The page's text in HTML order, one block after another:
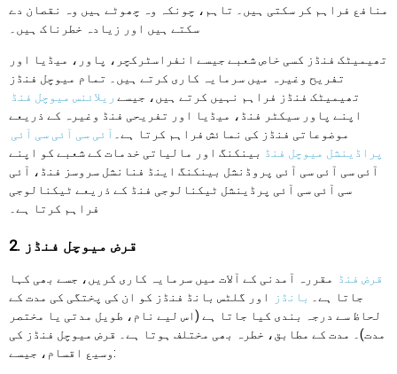
منافع فراہم کر سکتی ہیں۔ تاہم، چونکہ وہ چھوٹے ہیں وہ نقصان دے
سکتے ہیں اور زیادہ خطرناک ہیں۔
تھیمیٹک فنڈز کسی خاص شعبے جیسے انفراسٹرکچر، پاور، میڈیا اور
تفریح وغیرہ میں سرمایہ کاری کرتے ہیں۔ تمام میوچل فنڈز
تھیمیٹک فنڈز فراہم نہیں کرتے ہیں، جیسے ریلائنس میوچل فنڈ
اپنے پاور سیکٹر فنڈ، میڈیا اور تفریحی فنڈ وغیرہ کے ذریعے
موضوعاتی فنڈز کی نمائش فراہم کرتا ہے۔ آئی سی آئی سی آئی
پراڈینشل میوچل فنڈ بینکنگ اور مالیاتی خدمات کے شعبے کو اپنے
آئی سی آئی سی آئی پروڈنشل بینکنگ اینڈ فنانشل سروسز فنڈ، آئی
سی آئی سی آئی پرڈینشل ٹیکنالوجی فنڈ کے ذریعے ٹیکنالوجی
فراہم کرتا ہے۔
2. قرض میوچل فنڈز
قرض فنڈ مقررہ آمدنی کے آلات میں سرمایہ کاری کریں، جسے بھی کہا
جاتا ہے۔ بانڈز
اور گلٹس بانڈ فنڈز کو ان کی پختگی کی مدت کے
لحاظ سے درجہ بندی کیا جاتا ہے (اس لیے نام، طویل مدتی یا مختصر
مدت)۔ مدت کے مطابق، خطرہ بھی مختلف ہوتا ہے۔ قرض میوچل فنڈز کی
وسیع اقسام، جیسے: